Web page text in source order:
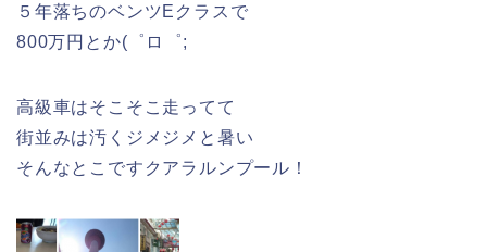
５年落ちのベンツEクラスで
800万円とか(゜ロ゜;
高級車はそこそこ走ってて
街並みは汚くジメジメと暑い
そんなとこですクアラルンプール！